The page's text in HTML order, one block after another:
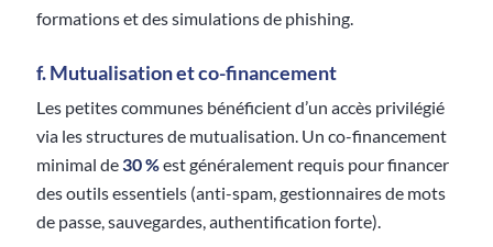
formations et des simulations de phishing.
f. Mutualisation et co-financement
Les petites communes bénéficient d’un accès privilégié
via les structures de mutualisation. Un co-financement
minimal de 30 %est généralement requis pour financer
des outils essentiels (anti-spam, gestionnaires de mots
de passe, sauvegardes, authentification forte).